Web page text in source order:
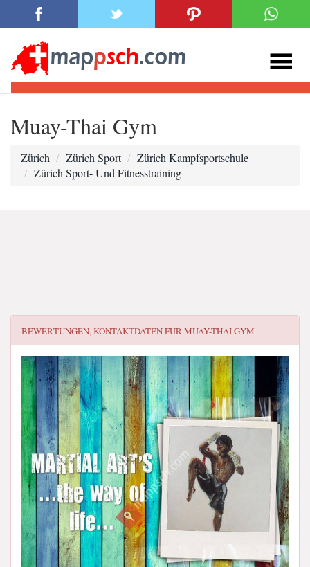
Muay-Thai Gym
Zürich Zürich Sport
Zürich Kampfsportschule
Zürich Sport- Und Fitnesstraining
BEWERTUNGEN, KONTAKTDATEN FÜRMUAY-THAI GYM